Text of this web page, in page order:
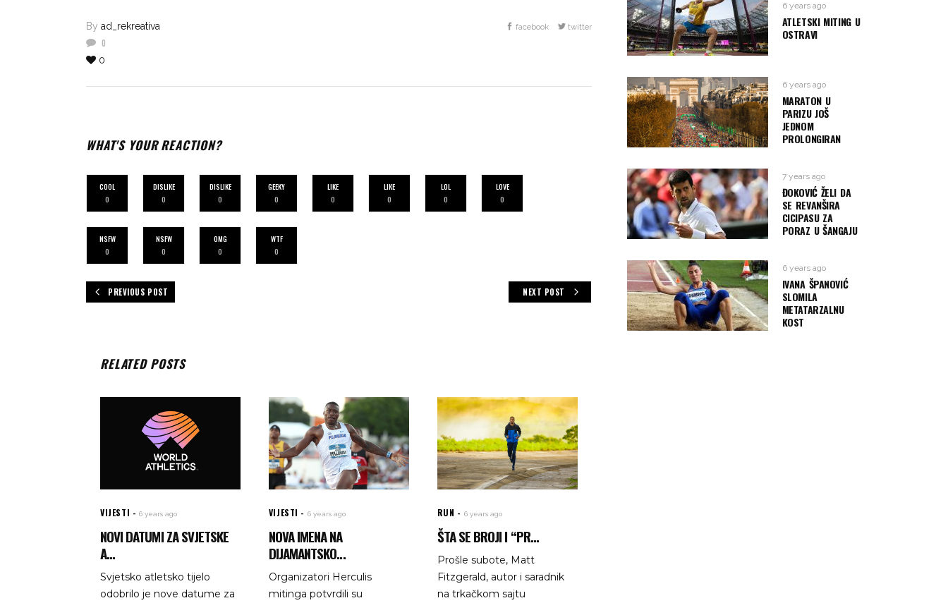
By ad_rekreativa
0
0
facebook twitter
WHAT'S YOUR REACTION?
COOL
0
DISLIKE
0
DISLIKE
0
GEEKY
0
LIKE
0
LIKE
0
LOL
0
LOVE
0
NSFW
0
NSFW
0
OMG
0
WTF
0
PREVIOUS POST NEXT POST
RELATED POSTS
VIJESTI 6 years ago
NOVI DATUMI ZA SVJETSKE
A...
Svjetsko atletsko tijelo
odobrilo je nove datume za
VIJESTI 6 years ago
NOVA IMENA NA
DIJAMANTSKO...
Organizatori Herculis
mitinga potvrdili su
RUN 6 years ago
ŠTA SE BROJI I “PR...
Prošle subote, Matt
Fitzgerald, autor i saradnik
na trkačkom sajtu
6 years ago
ATLETSKI MITING U
OSTRAVI
6 years ago
MARATON U
PARIZU JOŠ
JEDNOM
PROLONGIRAN
7 years ago
ĐOKOVIĆ ŽELI DA
SE REVANŠIRA
CICIPASU ZA
PORAZ U ŠANGAJU
6 years ago
IVANA ŠPANOVIĆ
SLOMILA
METATARZALNU
KOST